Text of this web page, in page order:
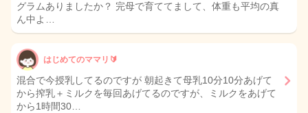
グラムありましたか？ 完母で育ててまして、体重も平均の真
ん中よ…
はじめてのママリ🔰
混合で今授乳してるのですが 朝起きて母乳10分10分あげて
から搾乳＋ミルクを毎回あげてるのですが、ミルクをあげて
から1時間30…